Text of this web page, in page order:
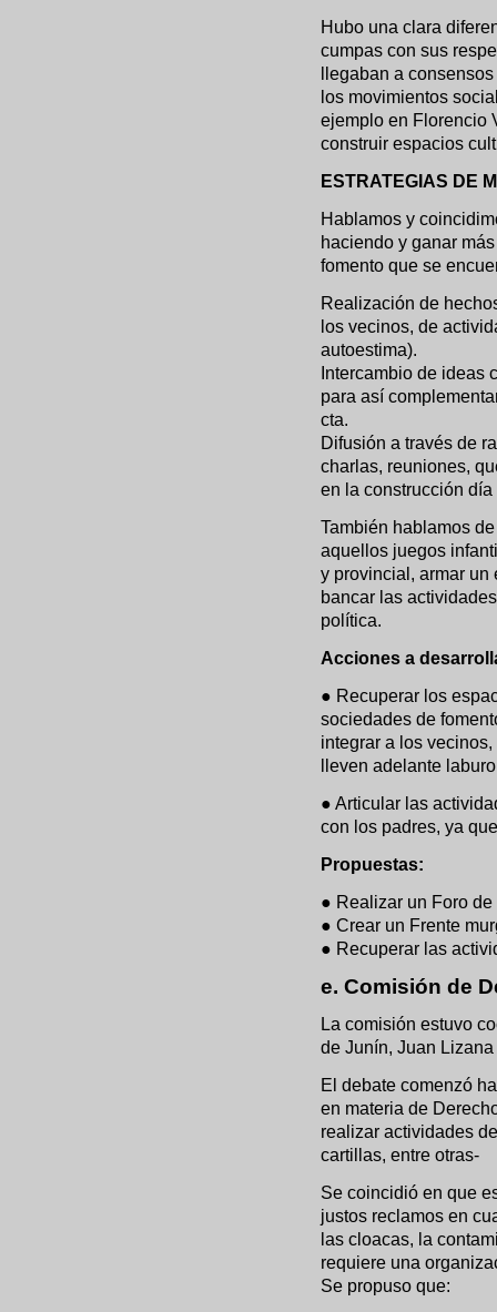
Hubo una clara
cumpas con sus
llegaban a
los movimientos
ejemplo en Florencio
construir espacios
ESTRATEGIAS DE
Hablamos y
haciendo y ganar
fomento que se
Realización de
los vecinos, de
autoestima).
Intercambio de ideas
para así
cta.
Difusión a través de
charlas, reuniones,
en la construcción
También hablamos
aquellos juegos
y provincial, armar un
bancar las
política.
Acciones a
● Recuperar los
sociedades de
integrar a los
lleven adelante
● Articular las
con los padres, ya
Propuestas:
● Realizar un Foro
● Crear un Frente
● Recuperar las
e. Comisión de
La comisión estuvo
de Junín, Juan
El debate comenzó
en materia de
realizar actividades
cartillas, entre otras-
Se coincidió en que
justos reclamos en
las cloacas, la
requiere una
Se propuso que: